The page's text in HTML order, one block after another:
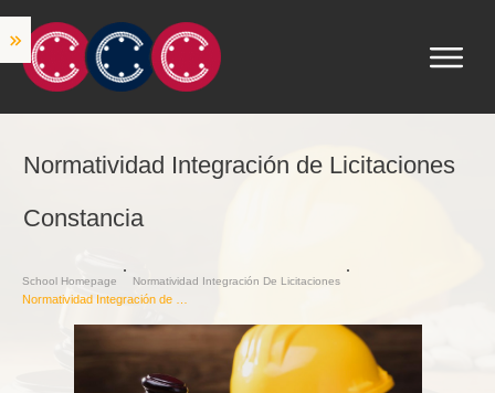
Normatividad Integración de Licitaciones
Constancia
School Homepage Normatividad Integración De Licitaciones